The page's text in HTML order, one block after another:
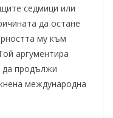
седмици или
да остане
му към
аргументира
да продължи
международна